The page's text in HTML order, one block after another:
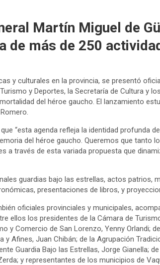
Martín Miguel de
de más de 250
y culturales en la provincia, se presentó
y Deportes, la Secretaría de Cultura y
del héroe gaucho. El lanzamiento
“esta agenda refleja la identidad profunda
del héroe gaucho. Queremos que tanto
a través de esta variada propuesta que
guardias bajo las estrellas, actos patrios,
presentaciones de libros, y
oficiales provinciales y municipales,
ellos los presidentes de la Cámara de
y Comercio de San Lorenzo, Yenny Orlandi;
y Afines, Juan Chibán; de la Agrupación
Guardia Bajo las Estrellas, Jorge Gianella;
y representantes de los municipios de